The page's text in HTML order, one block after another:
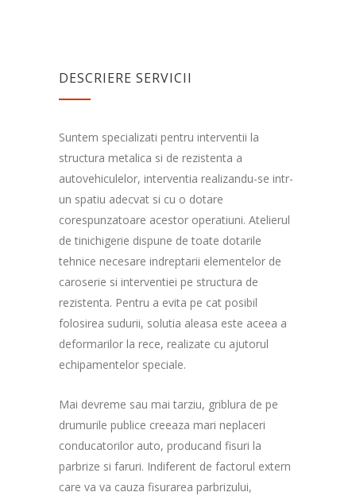
DESCRIERE SERVICII
Suntem specializati pentru interventii la
structura metalica si de rezistenta a
autovehiculelor, interventia realizandu-se intr-
un spatiu adecvat si cu o dotare
corespunzatoare acestor operatiuni. Atelierul
de tinichigerie dispune de toate dotarile
tehnice necesare indreptarii elementelor de
caroserie si interventiei pe structura de
rezistenta. Pentru a evita pe cat posibil
folosirea sudurii, solutia aleasa este aceea a
deformarilor la rece, realizate cu ajutorul
echipamentelor speciale.
Mai devreme sau mai tarziu, griblura de pe
drumurile publice creeaza mari neplaceri
conducatorilor auto, producand fisuri la
parbrize si faruri. Indiferent de factorul extern
care va va cauza fisurarea parbrizului,